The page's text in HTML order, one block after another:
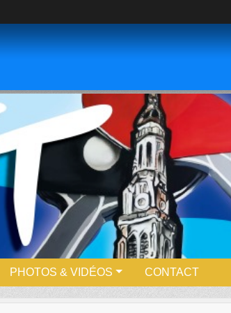
PHOTOS & VIDÉOS CONTACT